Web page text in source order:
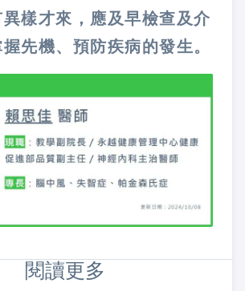
樣才來，應及早檢查及介
先機、預防疾病的發生。
閱讀更多